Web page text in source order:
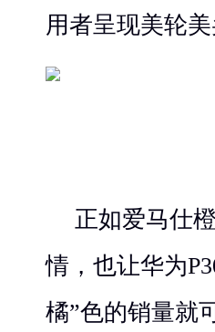
用者呈现美轮美
正如爱马仕
情，也让华为
橘”色的销量就